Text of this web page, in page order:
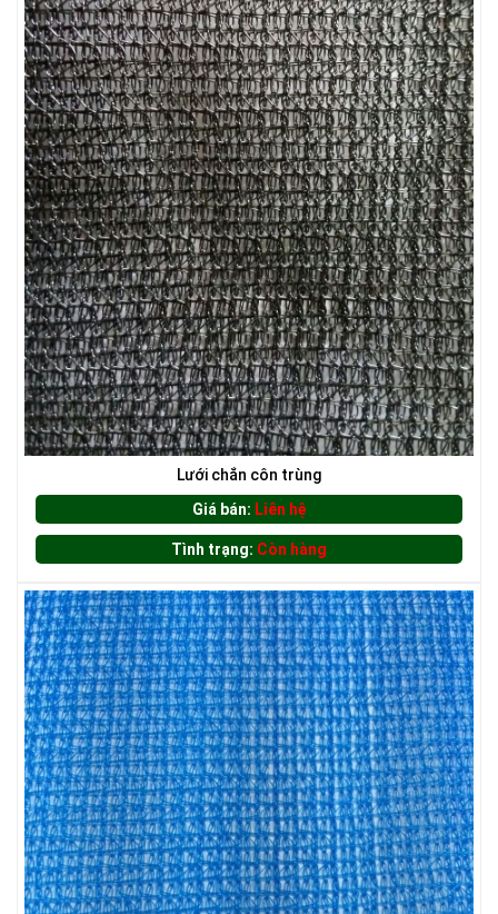
LƯỚI CHẮN CÔN TRÙNG
LƯỚI CHE NẮNG
LƯỚI CHẮN ĐỘNG VẬT
LƯỚI CHẮN GIÓ
LƯỚI CHẮN CÔN TRÙNG
Lưới chắn côn trùng
Giá bán: Liên hệ
Tình trạng: Còn hàng